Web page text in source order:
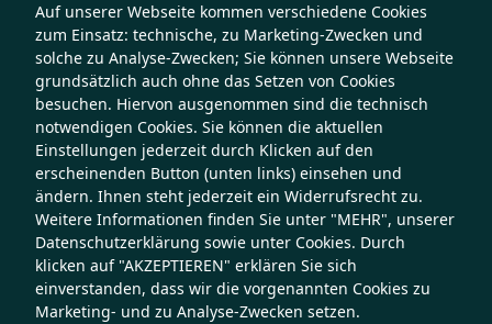
Auf unserer Webseite kommen verschiedene Cookies
zum Einsatz: technische, zu Marketing-Zwecken und
solche zu Analyse-Zwecken; Sie können unsere Webseite
grundsätzlich auch ohne das Setzen von Cookies
besuchen. Hiervon ausgenommen sind die technisch
notwendigen Cookies. Sie können die aktuellen
Einstellungen jederzeit durch Klicken auf den
erscheinenden Button (unten links) einsehen und
ändern. Ihnen steht jederzeit ein Widerrufsrecht zu.
Weitere Informationen finden Sie unter "MEHR", unserer
Datenschutzerklärung sowie unter Cookies. Durch
klicken auf "AKZEPTIEREN" erklären Sie sich
einverstanden, dass wir die vorgenannten Cookies zu
Marketing- und zu Analyse-Zwecken setzen.